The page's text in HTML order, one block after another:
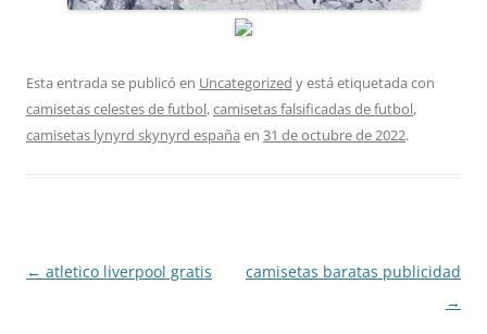
Esta entrada se publicó en Uncategorized y está etiquetada con
camisetas celestes de futbol,camisetas falsificadas de futbol,
camisetas lynyrd skynyrd españa en 31 de octubre de 2022.
Navegación
← atletico liverpool gratis
camisetas baratas publicidad
→